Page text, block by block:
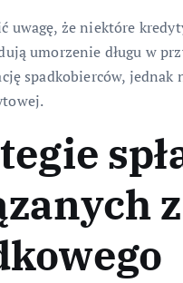
uwagę, że niektóre
umorzenie długu w
spadkobierców,